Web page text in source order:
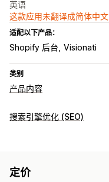
英语
这款应用未翻译成简体中文
适配以下产品：
Shopify 后台 Visionati
类别
产品内容
内容类型
AI 生成
搜索引擎优化 (SEO)
定价